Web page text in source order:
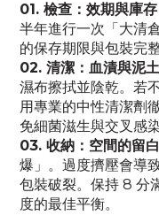
01. 檢查：效期與庫
半年進行一次「大清
的保存期限與包裝完整
02. 清潔：血漬與泥
濕布擦拭並陰乾。若
用專業的中性清潔劑
免細菌滋生與交叉感染
03. 收納：空間的留
爆」。過度擠壓會導
包裝破裂。保持 8 分
度的最佳平衡。